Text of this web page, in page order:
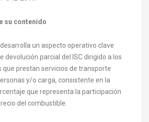
su contenido
desarrolla un aspecto operativo clave
devolución parcial del ISC dirigido a los
prestan servicios de transporte
y/o carga, consistente en la
que representa la participación
del combustible.